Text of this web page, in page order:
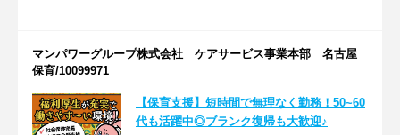
マンパワーグループ株式会社 ケアサービス事業本部 名古屋
保育/10099971
【保育支援】短時間で無理なく勤務！50~60
代も活躍中◎ブランク復帰も大歓迎♪